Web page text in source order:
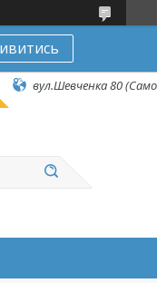
вул.Шевченка 80